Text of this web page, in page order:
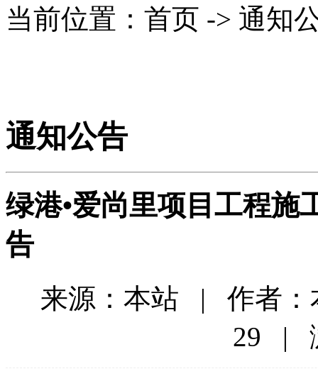
当前位置：首页 -> 通知
通知公告
绿港•爱尚里项目工程施
告
来源：本站 | 作者：
29 |